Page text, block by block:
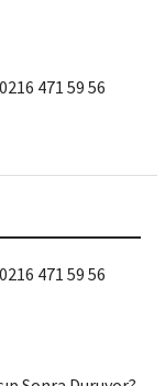
471 59 56
471 59 56